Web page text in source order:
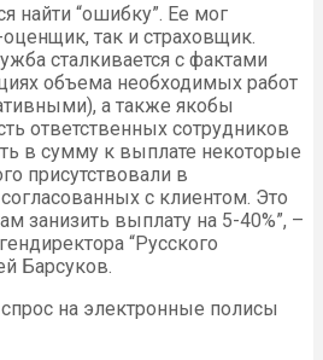
найти “ошибку”. Ее мог
так и страховщик.
сталкивается с фактами
объема необходимых работ
а также якобы
ответственных сотрудников
в сумму к выплате некоторые
присутствовали в
с клиентом. Это
занизить выплату на 5-40%”, –
“Русского
Барсуков.
на электронные полисы